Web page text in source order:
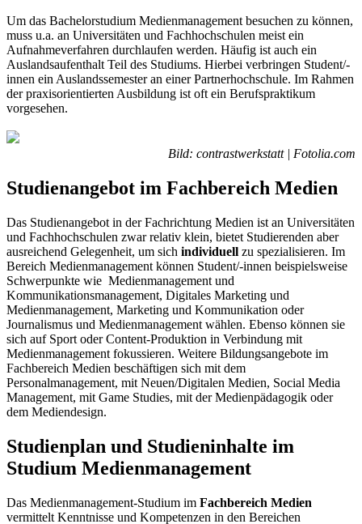
Um das Bachelorstudium Medienmanagement besuchen zu können,
muss u.a. an Universitäten und Fachhochschulen meist ein
Aufnahmeverfahren durchlaufen werden. Häufig ist auch ein
Auslandsaufenthalt Teil des Studiums. Hierbei verbringen Student/-
innen ein Auslandssemester an einer Partnerhochschule. Im Rahmen
der praxisorientierten Ausbildung ist oft ein Berufspraktikum
vorgesehen.
Bild: contrastwerkstatt | Fotolia.com
Studienangebot im Fachbereich Medien
Das Studienangebot in der Fachrichtung Medien ist an Universitäten
und Fachhochschulen zwar relativ klein, bietet Studierenden aber
ausreichend Gelegenheit, um sich individuell zu spezialisieren. Im
Bereich Medienmanagement können Student/-innen beispielsweise
Schwerpunkte wie Medienmanagement und
Kommunikationsmanagement, Digitales Marketing und
Medienmanagement, Marketing und Kommunikation oder
Journalismus und Medienmanagement wählen. Ebenso können sie
sich auf Sport oder Content-Produktion in Verbindung mit
Medienmanagement fokussieren. Weitere Bildungsangebote im
Fachbereich Medien beschäftigen sich mit dem
Personalmanagement, mit Neuen/Digitalen Medien, Social Media
Management, mit Game Studies, mit der Medienpädagogik oder
dem Mediendesign.
Studienplan und Studieninhalte im
Studium Medienmanagement
Das Medienmanagement-Studium im Fachbereich Medien
vermittelt Kenntnisse und Kompetenzen in den Bereichen